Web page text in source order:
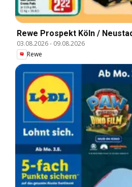
Rewe Prospekt Köln /
03.08.2026- 09.08.2026
Rewe